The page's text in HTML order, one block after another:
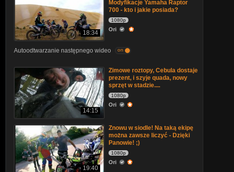
18:34
Modyfikacje Yamaha Raptor
700 - kto i jakie posiada?
1080p
Ori
Autoodtwarzanie następnego wideo on
14:15
Zimowe roztopy, Cebula dostaje
prezent, i szyje quada, nowy
sprzęt w stadzie....
1080p
Ori
19:40
Znowu w siodle! Na taką ekipę
można zawsze liczyć - Dzięki
Panowie! ;)
1080p
Ori